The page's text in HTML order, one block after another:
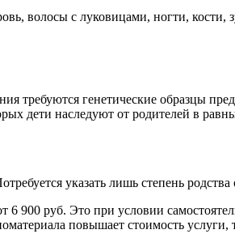
волосы с луковицами, ногти,
требуются генетические образцы
дети наследуют от родителей в
указать лишь степень родства
900 руб. Это при условии
повышает стоимость